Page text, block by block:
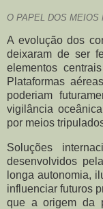
O PAPEL DOS MEIOS
A evolução dos
deixaram de ser
elementos
Plataformas
poderiam
vigilância
por meios
Soluções
desenvolvidos
longa autonomia,
influenciar futuros
que a origem da